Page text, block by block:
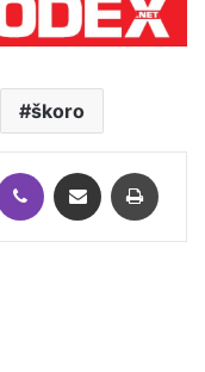
škoro
Viber Podijeli putem E-maila